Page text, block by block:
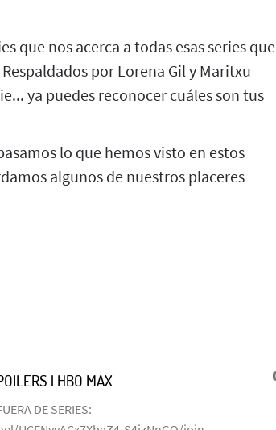
que nos acerca a todas esas series que
por Lorena Gil y Maritxu
ya puedes reconocer cuáles son tus
lo que hemos visto en estos
algunos de nuestros placeres
| HBO MAX
DE SERIES: